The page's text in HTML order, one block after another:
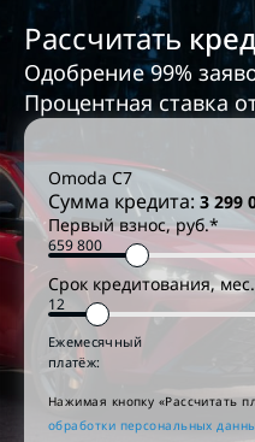
Рассчитать
Одобрение 99%
Процентная ставка
Omoda C7
Сумма кредита: 3 299
Первый взнос, руб.*
Срок кредитования, мес.
Ежемесячный
платёж:
Нажимая кнопку «Рассчитать
обработки персональных